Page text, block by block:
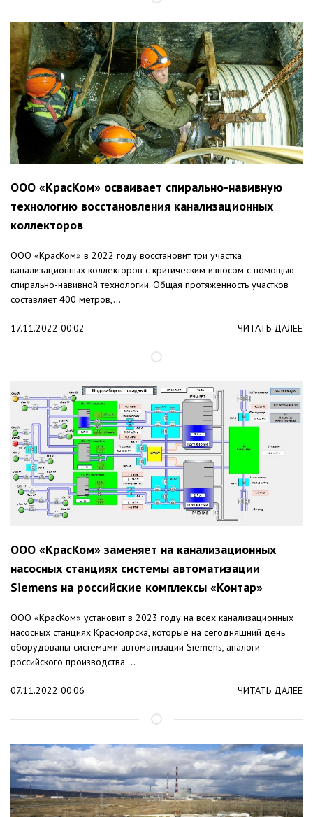
ООО «КрасКом» осваивает спирально-навивную
технологию восстановления канализационных
коллекторов
ООО «КрасКом» в 2022 году восстановит три участка
канализационных коллекторов с критическим износом с помощью
спирально-навивной технологии. Общая протяженность участков
составляет 400 метров,...
17.11.2022 00:02 ЧИТАТЬ ДАЛЕЕ
ООО «КрасКом» заменяет на канализационных
насосных станциях системы автоматизации
Siemens на российские комплексы «Контар»
ООО «КрасКом» установит в 2023 году на всех канализационных
насосных станциях Красноярска, которые на сегодняшний день
оборудованы системами автоматизации Siemens, аналоги
российского производства....
07.11.2022 00:06 ЧИТАТЬ ДАЛЕЕ